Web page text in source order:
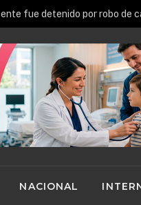
NACIONAL